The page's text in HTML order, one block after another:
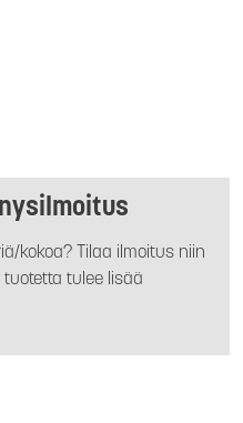
kokoa? Tilaa ilmoitus niin
tulee lisää